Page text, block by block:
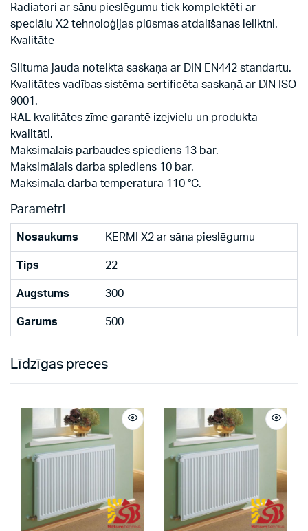
Radiatori ar sānu pieslēgumu tiek komplektēti ar
speciālu X2 tehnoloģijas plūsmas atdalīšanas ieliktni.
Kvalitāte
Siltuma jauda noteikta saskaņa ar DIN EN442 standartu.
Kvalitātes vadības sistēma sertificēta saskaņā ar DIN ISO
9001.
RAL kvalitātes zīme garantē izejvielu un produkta
kvalitāti.
Maksimālais pārbaudes spiediens 13 bar.
Maksimālais darba spiediens 10 bar.
Maksimālā darba temperatūra 110 °C.
Parametri
Nosaukums KERMI X2 ar sāna pieslēgumu
Tips 22
Augstums 300
Garums 500
Līdzīgas preces